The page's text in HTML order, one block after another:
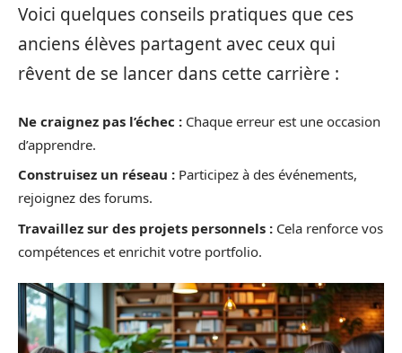
Voici quelques conseils pratiques que ces
anciens élèves partagent avec ceux qui
rêvent de se lancer dans cette carrière :
Ne craignez pas l’échec : Chaque erreur est une occasion
d’apprendre.
Construisez un réseau : Participez à des événements,
rejoignez des forums.
Travaillez sur des projets personnels : Cela renforce vos
compétences et enrichit votre portfolio.